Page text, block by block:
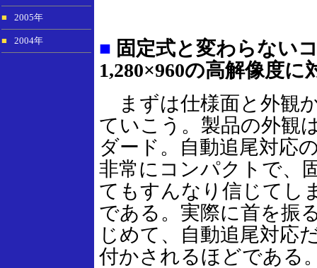
■ 2005年
■ 2004年 ■ 固定式と変わらない
1,280×960の高解像度に
まずは仕様面と外観
ていこう。製品の外観
ダード。自動追尾対応
非常にコンパクトで、
てもすんなり信じてし
である。実際に首を振
じめて、自動追尾対応
付かされるほどである